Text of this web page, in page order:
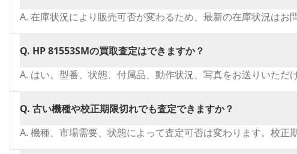
A. 在庫状況により販売可否が変わるため、最新の在庫状況はお
Q. HP 81553SMの買取査定はできますか？
A. はい。型番、状態、付属品、動作状況、写真をお送りいただ
Q. 古い機種や校正期限切れでも査定できますか？
A. 機種、市場需要、状態によって査定可否は変わります。校正